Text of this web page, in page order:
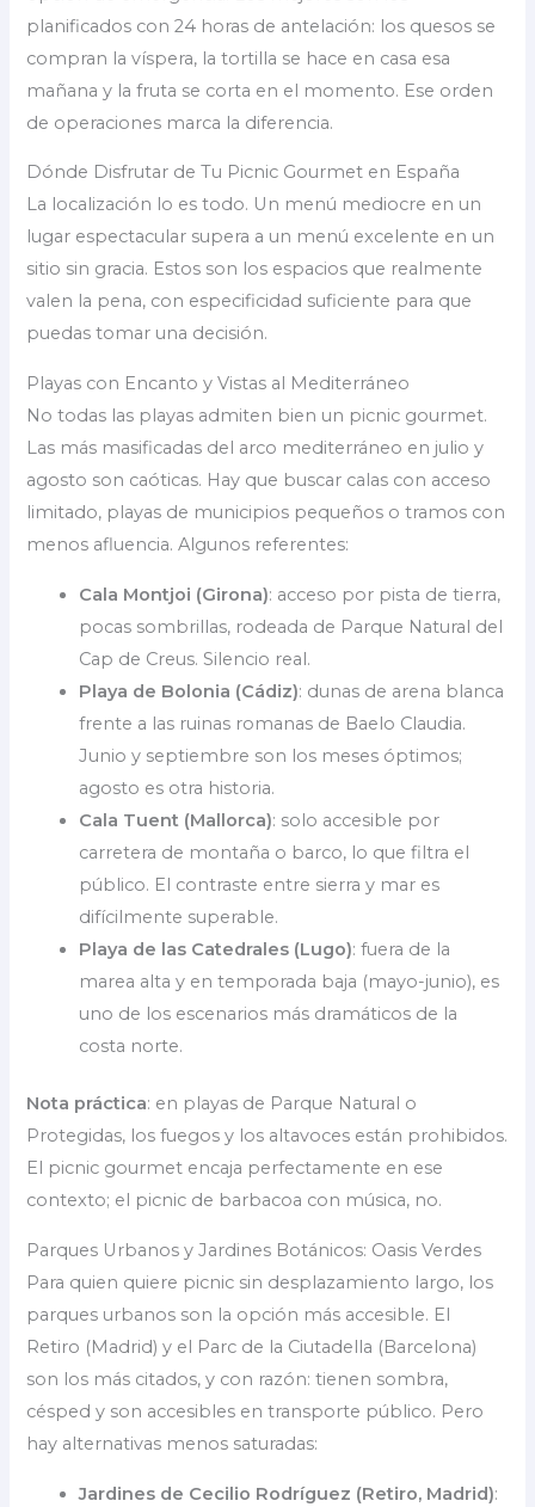
planificados con 24 horas de antelación: los quesos se
compran la víspera, la tortilla se hace en casa esa
mañana y la fruta se corta en el momento. Ese orden
de operaciones marca la diferencia.
Dónde Disfrutar de Tu Picnic Gourmet en España
La localización lo es todo. Un menú mediocre en un
lugar espectacular supera a un menú excelente en un
sitio sin gracia. Estos son los espacios que realmente
valen la pena, con especificidad suficiente para que
puedas tomar una decisión.
Playas con Encanto y Vistas al Mediterráneo
No todas las playas admiten bien un picnic gourmet.
Las más masificadas del arco mediterráneo en julio y
agosto son caóticas. Hay que buscar calas con acceso
limitado, playas de municipios pequeños o tramos con
menos afluencia. Algunos referentes:
Cala Montjoi (Girona): acceso por pista de tierra,
pocas sombrillas, rodeada de Parque Natural del
Cap de Creus. Silencio real.
Playa de Bolonia (Cádiz): dunas de arena blanca
frente a las ruinas romanas de Baelo Claudia.
Junio y septiembre son los meses óptimos;
agosto es otra historia.
Cala Tuent (Mallorca): solo accesible por
carretera de montaña o barco, lo que filtra el
público. El contraste entre sierra y mar es
difícilmente superable.
Playa de las Catedrales (Lugo): fuera de la
marea alta y en temporada baja (mayo-junio), es
uno de los escenarios más dramáticos de la
costa norte.
Nota práctica: en playas de Parque Natural o
Protegidas, los fuegos y los altavoces están prohibidos.
El picnic gourmet encaja perfectamente en ese
contexto; el picnic de barbacoa con música, no.
Parques Urbanos y Jardines Botánicos: Oasis Verdes
Para quien quiere picnic sin desplazamiento largo, los
parques urbanos son la opción más accesible. El
Retiro (Madrid) y el Parc de la Ciutadella (Barcelona)
son los más citados, y con razón: tienen sombra,
césped y son accesibles en transporte público. Pero
hay alternativas menos saturadas:
Jardines de Cecilio Rodríguez (Retiro, Madrid):